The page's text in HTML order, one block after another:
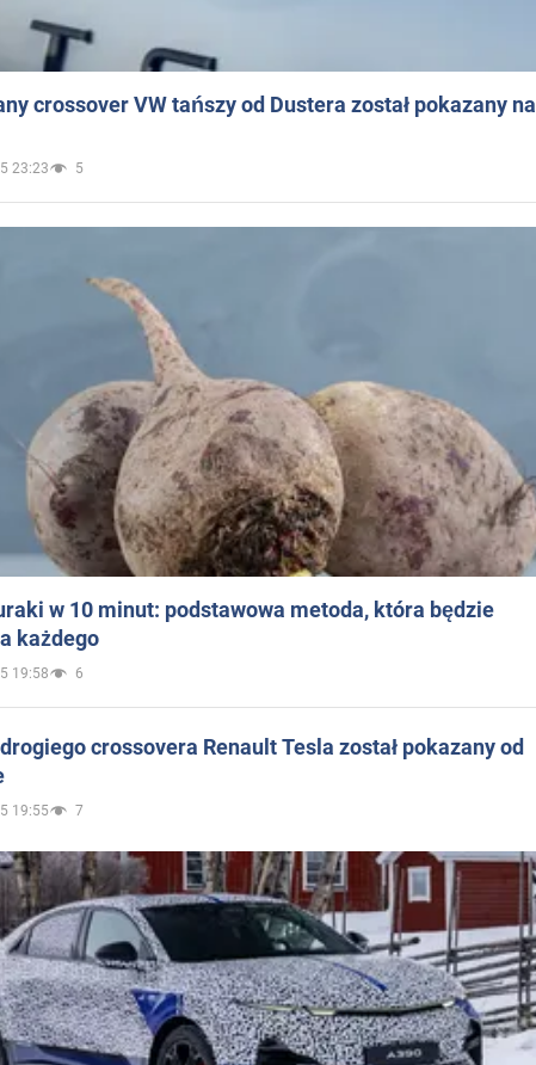
crossover VW tańszy od Dustera został pokazany na
23:23 5
w 10 minut: podstawowa metoda, która będzie
każdego
19:58 6
crossovera Renault Tesla został pokazany od
19:55 7